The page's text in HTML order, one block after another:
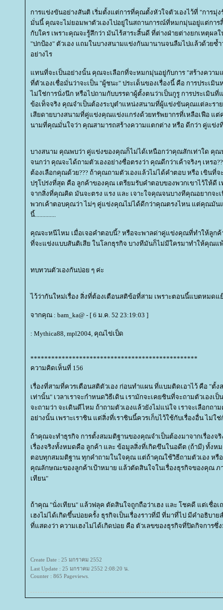
การแข่งขันอย่างสันติ เริ่มตั้งแต่การที่คุณตั้งหัวใจตัวเองไว้ที่ "การมุ่
มั่นนี้ คุณจะไม่ยอมพาตัวเองไปอยู่ในสถานการณ์ที่หมกมุ่นอยู่แต่การ
กับใคร เพราะคุณจะรู้สึกว่า มันไร้สาระสิ้นดี ที่ต่างฝ่ายต่างยกเหตุผล
"ปกป้อง" ตัวเอง แถมในบางสนามแข่งกันมานานจนลืมไปแล้วด้วยซ้
อย่างไร
ทนที่จะเป็นอย่างนั้น คุณจะเลือกที่จะหมกมุ่นอยู่กับการ "สร้างความ
ที่ตัวเองเชื่อมั่นว่าจะเป็น "ผู้ชนะ" ประเด็นของเรื่องนี้ คือ การประเ
ไม่ใช่การนั่งนึก หรือไปถามกับบรรดาผู้ตั้งตนว่าเป็นกูรู การประเมิน
ข้อเท็จจริง คุณจำเป็นต้องระบุตำแหน่งสนามที่ผู้แข่งขันคุณแต่ละรา
เสียดายบางสนามที่คู่แข่งคุณแข่งแกร่งด้วยทรัพยากรที่เหลือเฟือ แ
นามที่คุณมั่นใจว่า คุณสามารถสร้างความแตกต่าง หรือ ดีกว่า คู่แข่ง
บางสนาม คุณพบว่า คู่แข่งของคุณก็ไม่ได้เหนือกว่าคุณสักเท่าใด คุณ
จนกว่า คุณจะได้ถามตัวเองอย่างซื่อตรงว่า คุณดีกว่าเค้าจริงๆ เหรอ
ต้องเลือกคุณด้วย??? ถ้าคุณถามตัวเองแล้วไม่ได้คำตอบ หรือ เขินที่
ปรุโปร่งที่สุด คือ ลูกค้าของคุณ เตรียมรับคำตอบของพวกเขาไว้ให้ดี
จากสิ่งที่คุณคิด มันจะตรง แรง และ เจาะใจคุณจนบางทีคุณอยากจ
พวกเค้าตอบคุณว่า ไม่ๆ คู่แข่งคุณไม่ได้ดีกว่าคุณตรงไหน แต่คุณมัน
นี้..............
คุณจะหนีไหม เมื่อเจอคำตอบนี้? หรือจะพาลด่าคู่แข่งคุณที่ทำให้ลูก
ที่จะแข่งแบบสันติเสีย ในโลกธุรกิจ บางทีมันก็ไม่มีใครมาทำให้คุณแ
ทบทวนตัวเองกันบ่อย ๆ ค่ะ
ไว้ว่ากันใหม่เรื่อง สิ่งที่ต้องเตือนสติข้อที่สาม เพราะตอนนี้แบตหมดแ
จากคุณ : bam_ka@ - [ 6 ม.ค. 52 23:19:03 ]
: Mythica88, mpl2004, คุณไข่เป็ด
************************************************
ความคิดเห็นที่ 156
เรื่องที่สามที่ควรเตือนสติตัวเอง ก่อนทำแผน ที่แบมติดเอาไว้ คือ "ตั้
เท่านั้น" เวลาเราจะกำหนดวิธีเดิน เรามักจะเคยชินที่จะถามตัวเองเ
จะถามว่า จะเดินดีไหม ถ้าถามตัวเองแล้วยังไม่แน่ใจ เราจะเลือกถา
อย่างนั้น เพราะเราชิน แต่สิ่งที่เราชินนี้ควรเก็บไว้ใช้กับเรื่องอื่น ไม่ใช่
ถ้าคุณจะทำธุรกิจ การตั้งสมมติฐานของคุณจำเป็นต้องมาจากเรื่องจ
เรื่องจริงทั้งหมดคือ ลูกค้า และ ข้อมูลสิ่งที่เกิดขึนในอดีต (ถ้ามี) ทั้ง
ตอบทุกสมมติฐาน ทุกคำถามในใจคุณ แต่ถ้าคุณใช้วิธีถามตัวเอง ห
คุณลักษณะของลูกค้าเป้าหมาย แล้วตัดสินใจในเรื่องธุรกิจของคุณ ภ
เทียน"
ถ้าคุณ "นั่งเทียน" แล้วฟลุค ตัดสินใจถูกถือว่าเฮง และ โชคดี แต่เชื่อเ
เฮงไม่ได้เกิดขึ้นบ่อยครั้ง ธุรกิจเป็นเรื่องราวที่มี ที่มาที่ไป มีคำอธิบา
ที่แสดงว่า ความเฮงไม่ได้เกิดบ่อย คือ ตัวเลขของธุรกิจที่ปิดกิจการซึ่
Create Date : 25 มกราคม 2552
Last Update : 25 มกราคม 2552 2:08:20 น.
Counter : 865 Pageviews.